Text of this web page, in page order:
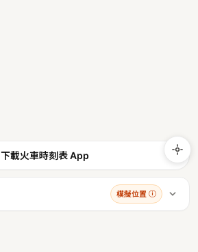
下載火車時刻表 App
模擬位置 ⓘ